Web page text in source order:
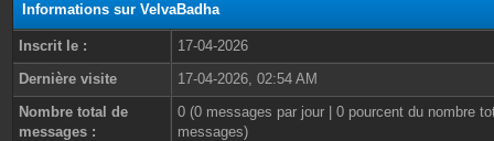
Informations sur VelvaBadha
Inscrit le :
17-04-2026
Dernière visite
17-04-2026, 02:54 AM
Nombre total de
messages :
0 (0 messages par jour | 0 pourcent du nombre
messages)